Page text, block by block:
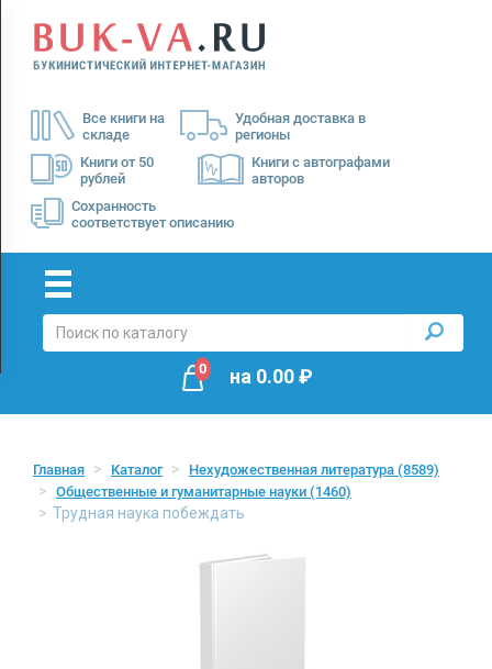
Все книги на
складе
Удобная доставка в
регионы
Книги от 50
рублей
Книги с автографами
авторов
Сохранность
соответствует описанию
Menu
Доставка
Оплата
0 на 0.00₽
Главная Каталог Нехудожественная литература (8589)
Общественные и гуманитарные науки (1460)
Трудная наука побеждать